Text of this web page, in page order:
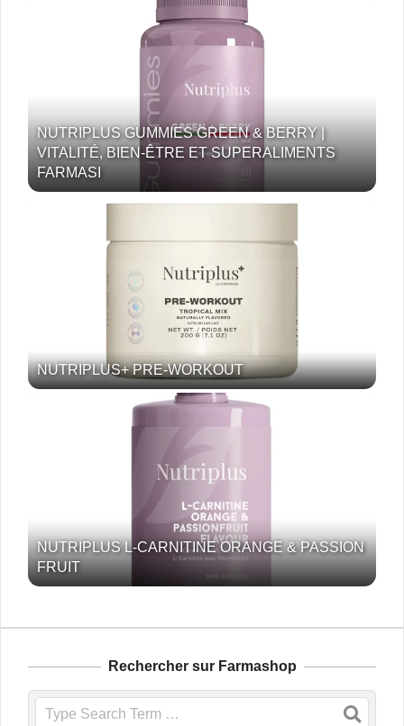
NUTRIPLUS GUMMIES GREEN & BERRY |
VITALITÉ, BIEN-ÊTRE ET SUPERALIMENTS
FARMASI
NUTRIPLUS+ PRE-WORKOUT
NUTRIPLUS L-CARNITINE ORANGE & PASSION
FRUIT
Rechercher sur Farmashop
Search